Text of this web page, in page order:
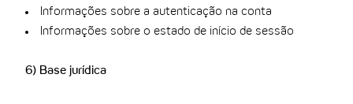
Informações sobre a autenticação na conta
Informações sobre o estado de início de sessão
6) Base jurídica